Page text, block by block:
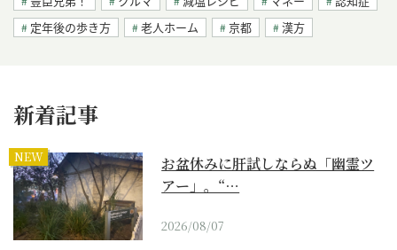
定年後の歩き方
老人ホーム 京都 漢方
新着記事
NEW
お盆休みに肝試しならぬ「幽霊ツ
アー」。“…
2026/08/07